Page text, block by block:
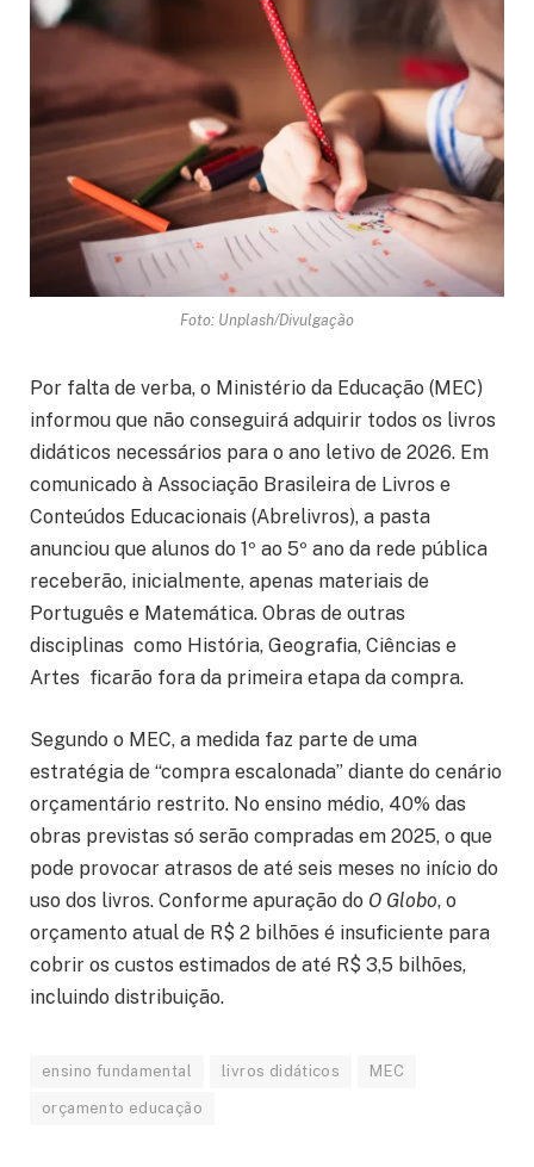
Foto: Unplash/Divulgação
Por falta de verba, o Ministério da Educação (MEC)
informou que não conseguirá adquirir todos os livros
didáticos necessários para o ano letivo de 2026. Em
comunicado à Associação Brasileira de Livros e
Conteúdos Educacionais (Abrelivros), a pasta
anunciou que alunos do 1º ao 5º ano da rede pública
receberão, inicialmente, apenas materiais de
Português e Matemática. Obras de outras
disciplinas como História, Geografia, Ciências e
Artes ficarão fora da primeira etapa da compra.
Segundo o MEC, a medida faz parte de uma
estratégia de “compra escalonada” diante do cenário
orçamentário restrito. No ensino médio, 40% das
obras previstas só serão compradas em 2025, o que
pode provocar atrasos de até seis meses no início do
uso dos livros. Conforme apuração do O Globo, o
orçamento atual de R$ 2 bilhões é insuficiente para
cobrir os custos estimados de até R$ 3,5 bilhões,
incluindo distribuição.
ensino fundamental livros didáticos MEC
orçamento educação